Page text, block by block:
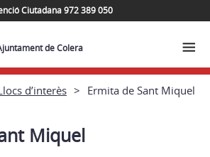
Ciutadana 972 389 050
de Colera
d’interès Ermita de Sant Miquel
Miquel